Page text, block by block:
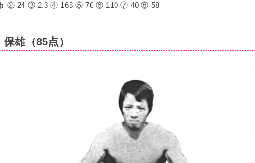
② 24 ③ 2.3 ④ 168 ⑤ 70 ⑥ 110 ⑦ 40 ⑧ 58
保雄（85点）